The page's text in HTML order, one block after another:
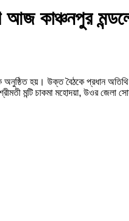
কাঞ্চনপুর
হয়। উক্ত বৈঠকে প্রধান
মন্টি চাকমা মহোদয়া, উওর জেলা